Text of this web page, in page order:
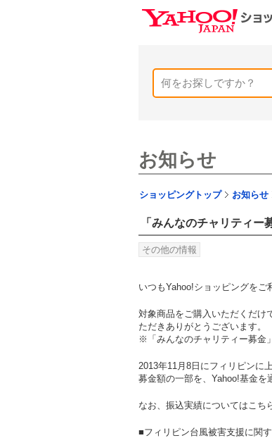
お知らせ
ショッピングトップ お知らせ
「みんなのチャリティ
その他の情報
いつもYahoo!ショッピングをご
対象商品をご購入いただくだけ
ただきありがとうございます。
※「みんなのチャリティー募金」
2013年11月8日にフィリピンに
募金額の一部を、Yahoo!基金を
なお、振込実績についてはこち
■フィリピン台風被害支援に関